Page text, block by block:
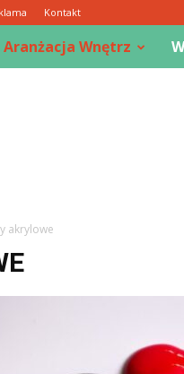
Kontakt
Aranżacja Wnętrz
akrylowe